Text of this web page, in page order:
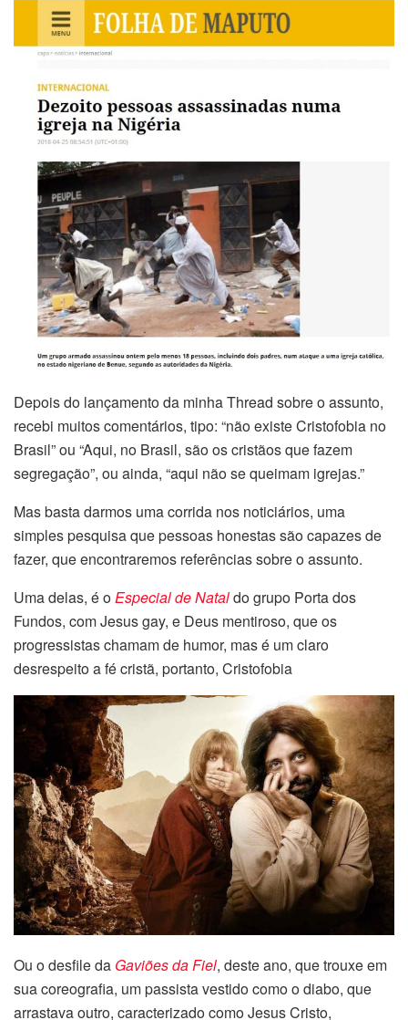
Depois do lançamento da minha Thread sobre o assunto,
recebi muitos comentários, tipo: “não existe Cristofobia no
Brasil” ou “Aqui, no Brasil, são os cristãos que fazem
segregação”, ou ainda, “aqui não se queimam igrejas.”
Mas basta darmos uma corrida nos noticiários, uma
simples pesquisa que pessoas honestas são capazes de
fazer, que encontraremos referências sobre o assunto.
Uma delas, é oEspecial de Nataldo grupo Porta dos
Fundos, com Jesus gay, e Deus mentiroso, que os
progressistas chamam de humor, mas é um claro
desrespeito a fé cristã, portanto, Cristofobia
Ou o desfile da Gaviões da Fiel, deste ano, que trouxe em
sua coreografia, um passista vestido como o diabo, que
arrastava outro, caracterizado como Jesus Cristo,